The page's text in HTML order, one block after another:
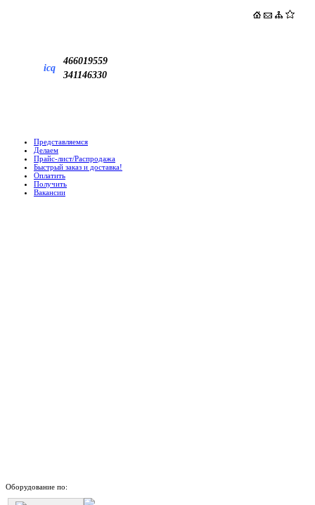
icq
466019559
341146330
Представляемся
Делаем
Прайс-лист/Распродажа
Быстрый заказ и доставка!
Оплатить
Получить
Вакансии
Оборудование по: